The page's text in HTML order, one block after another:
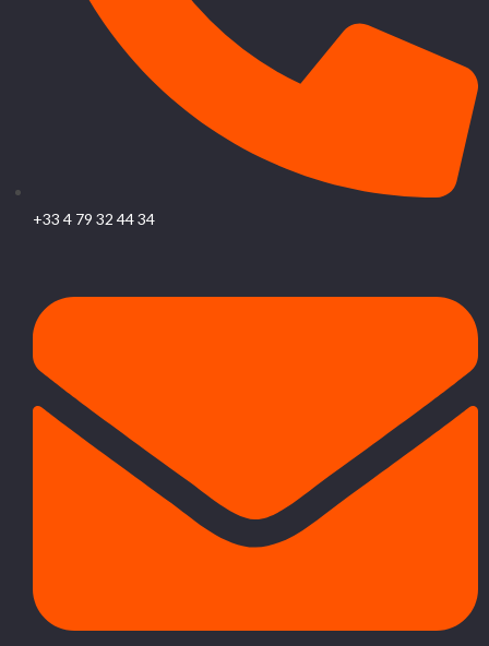
+33 4 79 32 44 34